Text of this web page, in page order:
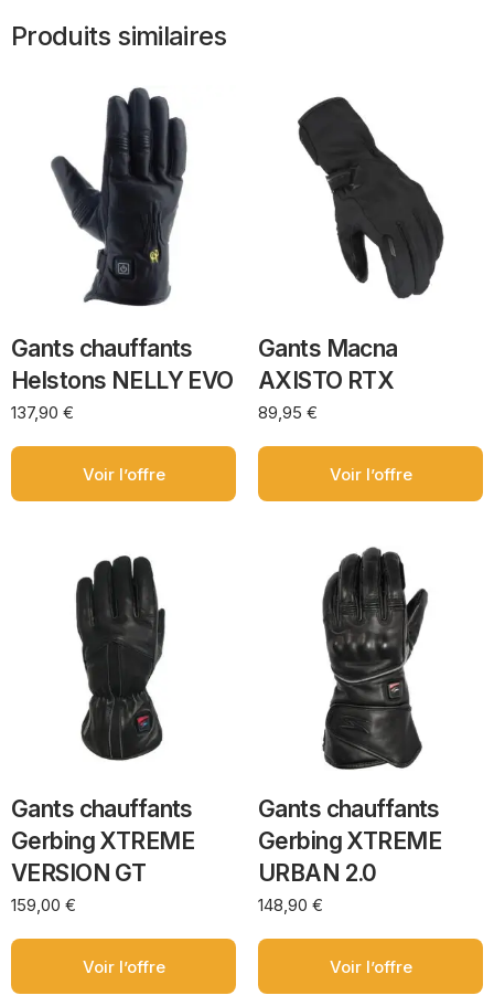
Produits similaires
Gants chauffants
Helstons NELLY EVO
137,90 €
Voir l’offre
Gants Macna
AXISTO RTX
89,95 €
Voir l’offre
Gants chauffants
Gerbing XTREME
VERSION GT
159,00 €
Voir l’offre
Gants chauffants
Gerbing XTREME
URBAN 2.0
148,90 €
Voir l’offre